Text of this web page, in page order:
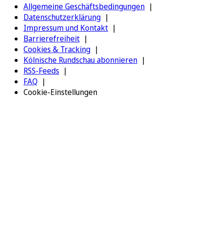
Allgemeine Geschäftsbedingungen
Datenschutzerklärung
Impressum und Kontakt
Barrierefreiheit
Cookies & Tracking
Kölnische Rundschau abonnieren
RSS-Feeds
FAQ
Cookie-Einstellungen